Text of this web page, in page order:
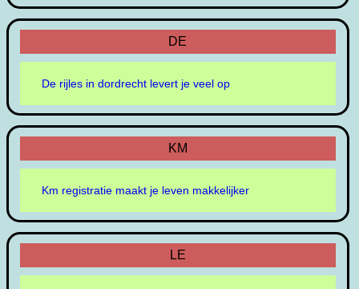
DE
De rijles in dordrecht levert je veel op
KM
Km registratie maakt je leven makkelijker
LE